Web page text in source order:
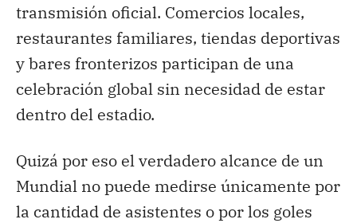
transmisión oficial. Comercios locales,
restaurantes familiares, tiendas deportivas
y bares fronterizos participan de una
celebración global sin necesidad de estar
dentro del estadio.
Quizá por eso el verdadero alcance de un
Mundial no puede medirse únicamente por
la cantidad de asistentes o por los goles